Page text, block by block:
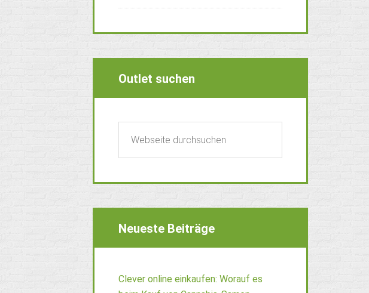
Outlet suchen
Neueste Beiträge
Clever online einkaufen: Worauf es